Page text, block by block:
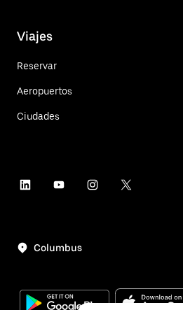
Viajes
Reservar
Aeropuertos
Ciudades
Columbus